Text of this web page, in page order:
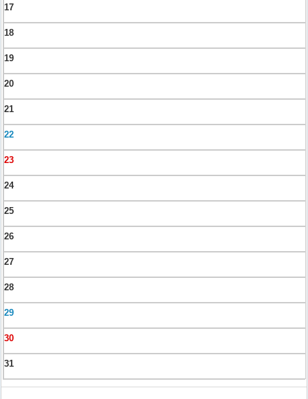
17
18
19
20
21
22
23
24
25
26
27
28
29
30
31